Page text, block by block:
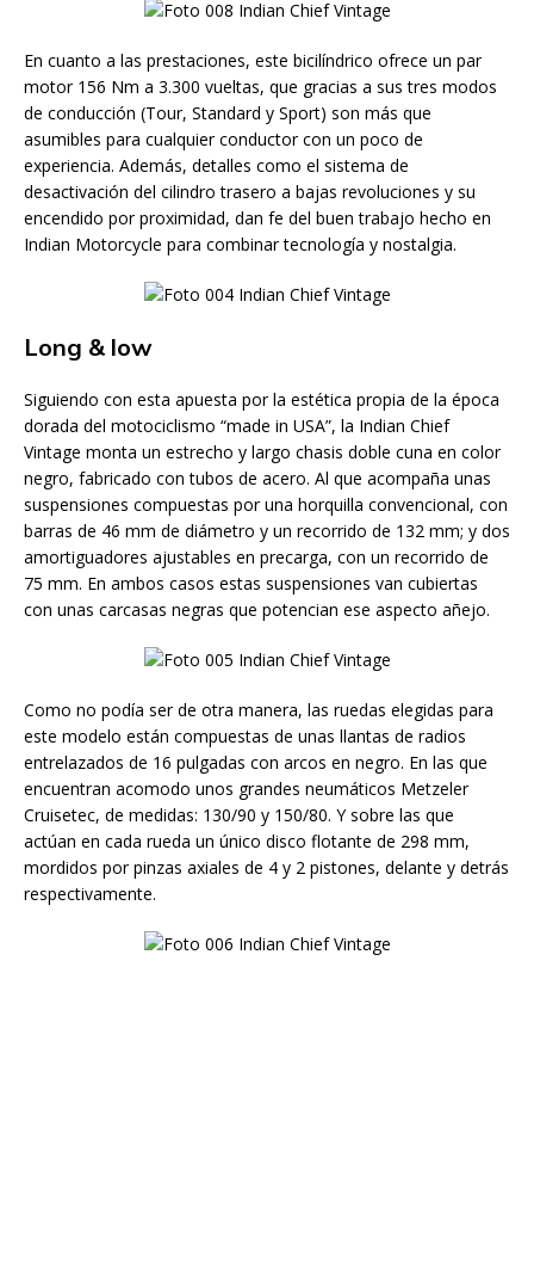
En cuanto a las prestaciones, este bicilíndrico ofrece un par
motor 156 Nm a 3.300 vueltas, que gracias a sus tres modos
de conducción (Tour, Standard y Sport) son más que
asumibles para cualquier conductor con un poco de
experiencia. Además, detalles como el sistema de
desactivación del cilindro trasero a bajas revoluciones y su
encendido por proximidad, dan fe del buen trabajo hecho en
Indian Motorcycle para combinar tecnología y nostalgia.
Long & low
Siguiendo con esta apuesta por la estética propia de la época
dorada del motociclismo “made in USA”, la Indian Chief
Vintage monta un estrecho y largo chasis doble cuna en color
negro, fabricado con tubos de acero. Al que acompaña unas
suspensiones compuestas por una horquilla convencional, con
barras de 46 mm de diámetro y un recorrido de 132 mm; y dos
amortiguadores ajustables en precarga, con un recorrido de
75 mm. En ambos casos estas suspensiones van cubiertas
con unas carcasas negras que potencian ese aspecto añejo.
Como no podía ser de otra manera, las ruedas elegidas para
este modelo están compuestas de unas llantas de radios
entrelazados de 16 pulgadas con arcos en negro. En las que
encuentran acomodo unos grandes neumáticos Metzeler
Cruisetec, de medidas: 130/90 y 150/80. Y sobre las que
actúan en cada rueda un único disco flotante de 298 mm,
mordidos por pinzas axiales de 4 y 2 pistones, delante y detrás
respectivamente.